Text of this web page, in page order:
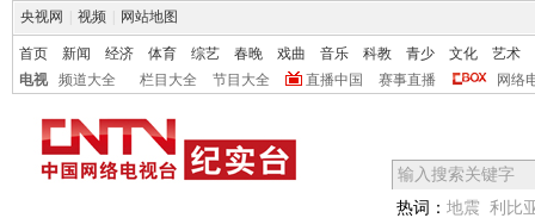
央视网 视频 网站地图
首页 新闻 经济 体育 综艺 春晚 戏曲 音乐 科教 青少 文化
艺术
电视
频道大全 栏目大全 节目大全 直播中国 赛事直播 网络
热词： 地震 利比